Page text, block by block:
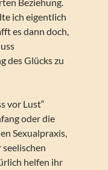
ich eigentlich
es dann doch,
des Glücks zu
vor Lust“
oder die
Sexualpraxis,
helfen ihr